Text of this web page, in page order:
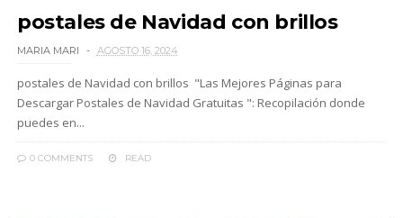
postales de Navidad con brillos
MARIA MARI AGOSTO 16, 2024
postales de Navidad con brillos "Las Mejores Páginas para
Descargar Postales de Navidad Gratuitas ": Recopilación donde
puedes en...
0 COMMENTS READ